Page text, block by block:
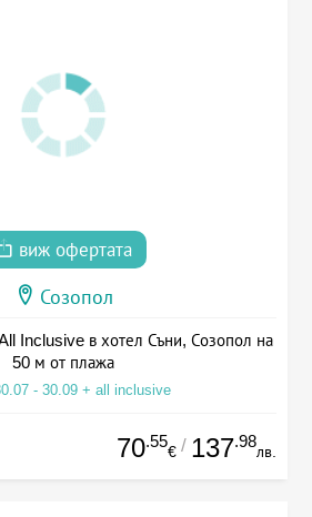
виж офертата
Созопол
Inclusive в хотел Съни, Созопол на
50 м от плажа
- 30.09 + all inclusive
70.55
€ / 137.98
лв.